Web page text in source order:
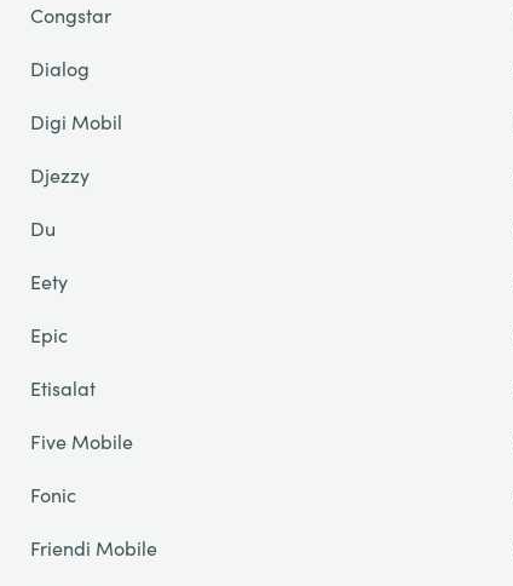
Congstar
Dialog
Digi Mobil
Djezzy
Du
Eety
Epic
Etisalat
Five Mobile
Fonic
Friendi Mobile